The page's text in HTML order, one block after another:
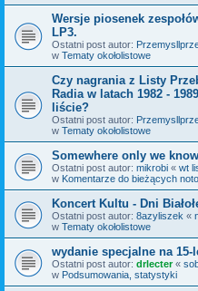
Wersje piosenek
LP3.
Ostatni post autor:
w Tematy okołolistowe
Czy nagrania z Listy
Radia w latach 1982 -
liście?
Ostatni post autor:
w Tematy okołolistowe
Somewhere only we know
Ostatni post autor: mikrobi « wt
w Komentarze do bieżących
Koncert Kultu - Dni
Ostatni post autor: 8azyliszek «
w Tematy okołolistowe
wydanie specjalne na 15-
Ostatni post autor: drlecter«
w Podsumowania, statystyki